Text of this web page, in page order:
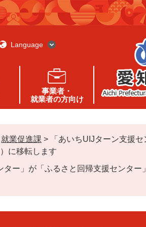
Language
事業者・
就業者の方向け
就業促進課 >
「あいちUIJターン支援
に移転します
ター」が「ふるさと回帰支援センタ